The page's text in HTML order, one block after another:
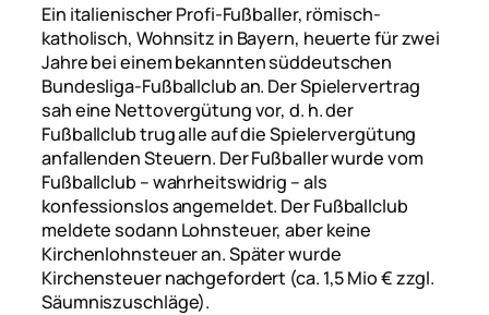
Ein italienischer Profi-Fußballer, römisch-
katholisch, Wohnsitz in Bayern, heuerte für zwei
Jahre bei einem bekannten süddeutschen
Bundesliga-Fußballclub an. Der Spielervertrag
sah eine Nettovergütung vor, d. h. der
Fußballclub trug alle auf die Spielervergütung
anfallenden Steuern. Der Fußballer wurde vom
Fußballclub – wahrheitswidrig – als
konfessionslos angemeldet. Der Fußballclub
meldete sodann Lohnsteuer, aber keine
Kirchenlohnsteuer an. Später wurde
Kirchensteuer nachgefordert (ca. 1,5 Mio € zzgl.
Säumniszuschläge).